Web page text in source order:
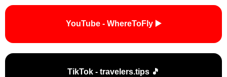
▶️ YouTube - WhereToFly
🎵 TikTok - travelers.tips